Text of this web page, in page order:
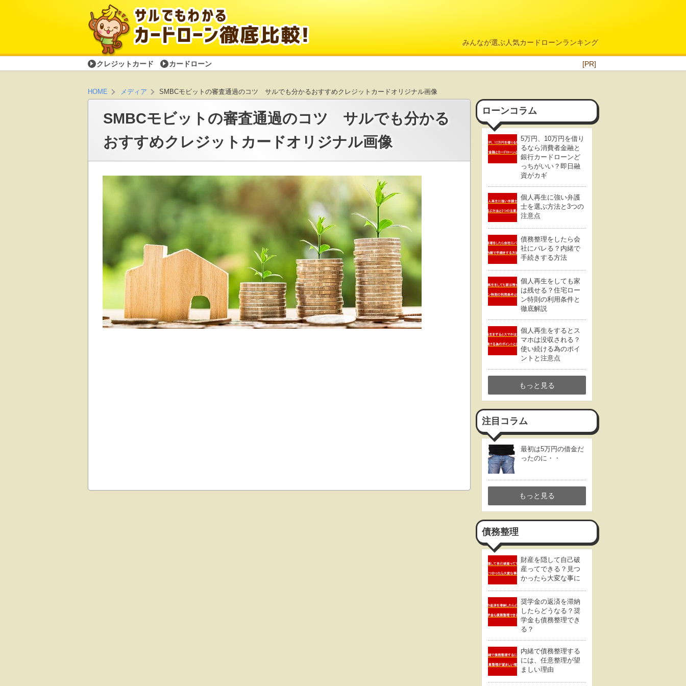
みんなが選ぶ人気カードローンランキング
[PR]
クレジットカード カードローン
HOME メディア SMBCモビットの審査通過のコツ サルでも分かるおすすめクレジットカードオリジナル画像
SMBCモビットの審査通過のコツ サルでも分かる
おすすめクレジットカードオリジナル画像
ローンコラム
5万円、10万円を借り
るなら消費者金融と
銀行カードローンど
っちがいい？即日融
資がカギ
個人再生に強い弁護
士を選ぶ方法と3つの
注意点
債務整理をしたら会
社にバレる？内緒で
手続きする方法
個人再生をしても家
は残せる？住宅ロー
ン特則の利用条件と
徹底解説
個人再生をするとス
マホは没収される？
使い続ける為のポイ
ントと注意点
もっと見る
注目コラム
最初は5万円の借金だ
ったのに・・
もっと見る
債務整理
財産を隠して自己破
産ってできる？見つ
かったら大変な事に
奨学金の返済を滞納
したらどうなる？奨
学金も債務整理でき
る？
内緒で債務整理する
には、任意整理が望
ましい理由